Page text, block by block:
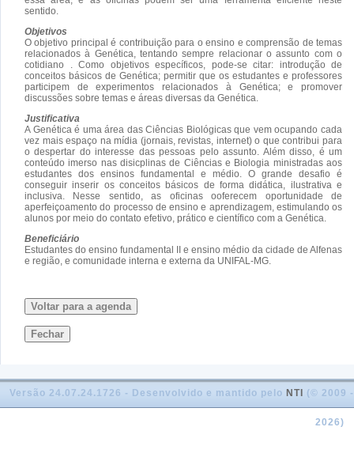
sentido.
Objetivos
O objetivo principal é contribuição para o ensino e comprensão de temas
relacionados à Genética, tentando sempre relacionar o assunto com o
cotidiano . Como objetivos específicos, pode-se citar: introdução de
conceitos básicos de Genética; permitir que os estudantes e professores
participem de experimentos relacionados à Genética; e promover
discussões sobre temas e áreas diversas da Genética.
Justificativa
A Genética é uma área das Ciências Biológicas que vem ocupando cada
vez mais espaço na mídia (jornais, revistas, internet) o que contribui para
o despertar do interesse das pessoas pelo assunto. Além disso, é um
conteúdo imerso nas disicplinas de Ciências e Biologia ministradas aos
estudantes dos ensinos fundamental e médio. O grande desafio é
conseguir inserir os conceitos básicos de forma didática, ilustrativa e
inclusiva. Nesse sentido, as oficinas ooferecem oportunidade de
aperfeiçoamento do processo de ensino e aprendizagem, estimulando os
alunos por meio do contato efetivo, prático e científico com a Genética.
Beneficiário
Estudantes do ensino fundamental II e ensino médio da cidade de Alfenas
e região, e comunidade interna e externa da UNIFAL-MG.
Voltar para a agenda
Fechar
Versão 24.07.24.1726 - Desenvolvido e mantido pelo NTI (© 2009 -
2026)